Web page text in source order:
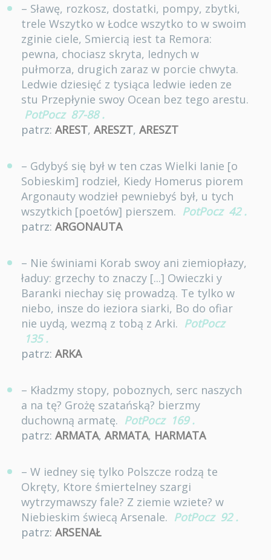
– Sławę, rozkosz, dostatki, pompy, zbytki,
trele Wszytko w Łodce wszytko to w swoim
zginie ciele, Smiercią iest ta Remora:
pewna, chociasz skryta, Iednych w
pułmorza, drugich zaraz w porcie chwyta.
Ledwie dziesięć z tysiąca ledwie ieden ze
stu Przepłynie swoy Ocean bez tego arestu.
PotPocz 87-88 .
patrz: AREST, ARESZT, ARESZT
– Gdybyś się był w ten czas Wielki Ianie [o
Sobieskim] rodzieł, Kiedy Homerus piorem
Argonauty wodzieł pewniebyś był, u tych
wszytkich [poetów] pierszem. PotPocz 42 .
patrz: ARGONAUTA
– Nie świniami Korab swoy ani ziemiopłazy,
ładuy: grzechy to znaczy [...] Owieczki y
Baranki niechay się prowadzą. Te tylko w
niebo, insze do ieziora siarki, Bo do ofiar
nie uydą, wezmą z tobą z Arki. PotPocz
135 .
patrz: ARKA
– Kładzmy stopy, poboznych, serc naszych
a na tę? Grożę szatańską? bierzmy
duchowną armatę. PotPocz 169 .
patrz: ARMATA, ARMATA, HARMATA
– W iedney się tylko Polszcze rodzą te
Okręty, Ktore śmiertelney szargi
wytrzymawszy fale? Z ziemie wziete? w
Niebieskim świecą Arsenale. PotPocz 92 .
patrz: ARSENAŁ